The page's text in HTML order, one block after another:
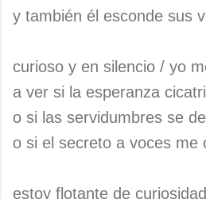
y también él esconde sus
curioso y en silencio / yo
a ver si la esperanza
o si las servidumbres se
o si el secreto a voces me
estoy flotante de curiosidad